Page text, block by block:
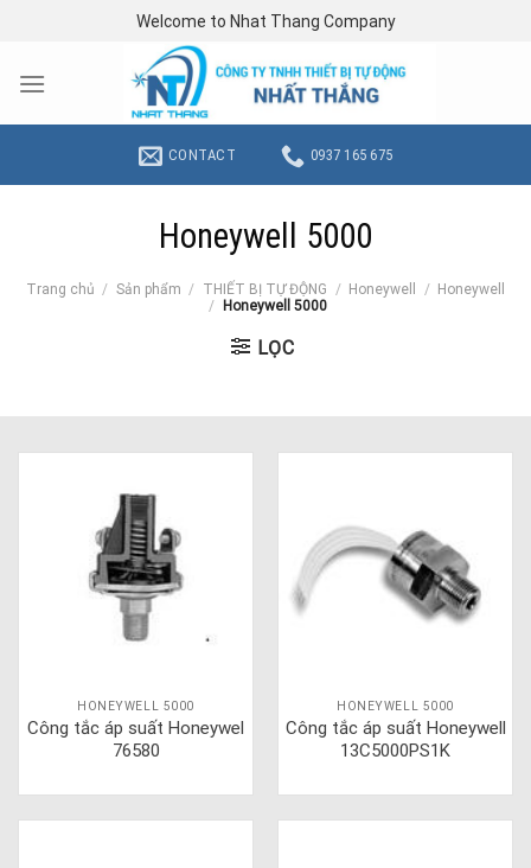
content
Welcome to Nhat Thang Company
CONTACT 0937 165 675
Honeywell 5000
Trang chủ / Sản phẩm / THIẾT BỊ TỰ ĐỘNG / Honeywell / Honeywell
/
Honeywell 5000
LỌC
HONEYWELL 5000
Công tắc áp suất Honeywel
76580
HONEYWELL 5000
Công tắc áp suất Honeywell
13C5000PS1K